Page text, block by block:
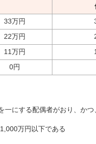
33万円
22万円
11万円
0円
にする配偶者がおり、かつ
万円以下である